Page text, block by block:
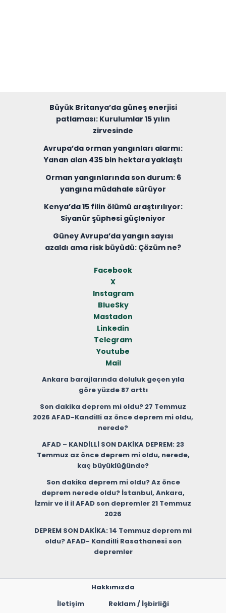
Büyük Britanya’da güneş enerjisi
patlaması: Kurulumlar 15 yılın
zirvesinde
Avrupa’da orman yangınları alarmı:
Yanan alan 435 bin hektara yaklaştı
Orman yangınlarında son durum: 6
yangına müdahale sürüyor
Kenya’da 15 filin ölümü araştırılıyor:
Siyanür şüphesi güçleniyor
Güney Avrupa’da yangın sayısı
azaldı ama risk büyüdü: Çözüm ne?
Facebook
X
Instagram
BlueSky
Mastadon
Linkedin
Telegram
Youtube
Mail
Ankara barajlarında doluluk geçen yıla
göre yüzde 87 arttı
Son dakika deprem mi oldu? 27 Temmuz
2026 AFAD-Kandilli az önce deprem mi oldu,
nerede?
AFAD – KANDİLLİ SON DAKİKA DEPREM: 23
Temmuz az önce deprem mi oldu, nerede,
kaç büyüklüğünde?
Son dakika deprem mi oldu? Az önce
deprem nerede oldu? İstanbul, Ankara,
İzmir ve il il AFAD son depremler 21 Temmuz
2026
DEPREM SON DAKİKA: 14 Temmuz deprem mi
oldu? AFAD- Kandilli Rasathanesi son
depremler
Hakkımızda
İletişim
Reklam / İşbirliği